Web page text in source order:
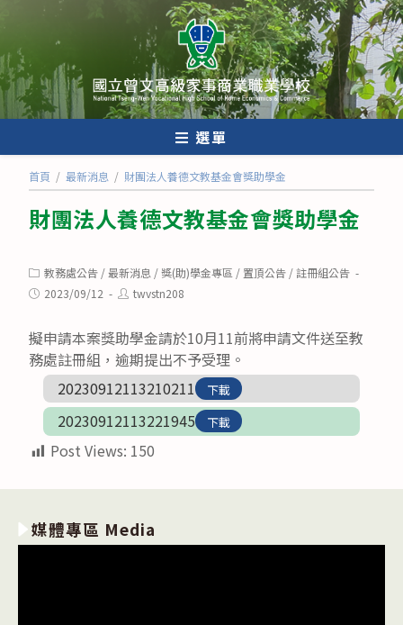
轉
至
主
要
內
選單
首頁 / 最新消息 / 財團法人養德文教基金會獎助學金
財團法人養德文教基金會獎助學金
Post
category:
教務處公告 /最新消息 /獎(助)學金專區 / 置頂公告 /註冊組公告
Post2023/09/12
Posttwvstn208
擬申請本案獎助學金請於10月11前將申請文件送至教
務處註冊組，逾期提出不予受理。
20230912113210211
下載
20230912113221945 下載
Post Views: 150
媒體專區 Media